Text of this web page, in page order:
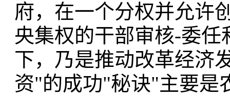
府，在一个分权并允许
央集权的干部审核-委任
下，乃是推动改革经济
资"的成功"秘诀"主要是